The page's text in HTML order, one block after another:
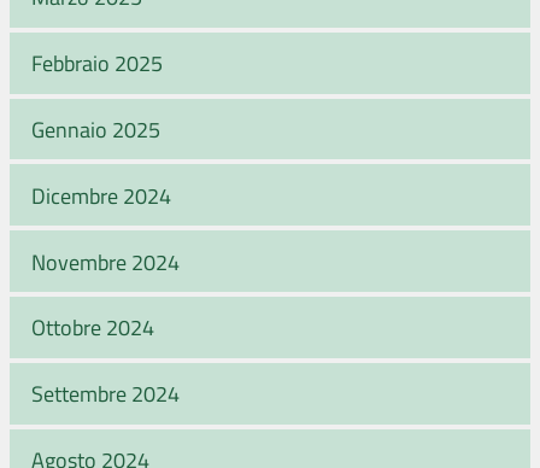
Febbraio 2025
Gennaio 2025
Dicembre 2024
Novembre 2024
Ottobre 2024
Settembre 2024
Agosto 2024